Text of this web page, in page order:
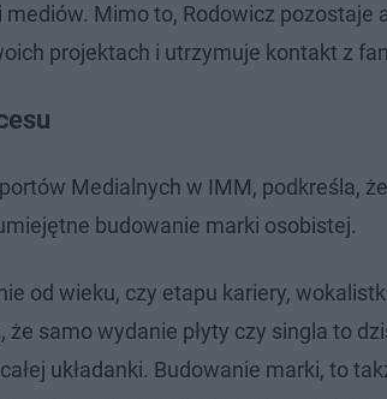
Mimo to, Rodowicz pozostaje
projektach i utrzymuje kontakt z
Medialnych w IMM, podkreśla,
budowanie marki osobistej.
od wieku, czy etapu kariery,
że samo wydanie płyty czy singla to
układanki. Budowanie marki, to